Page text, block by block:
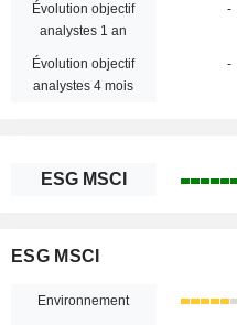
Évolution objectif
analystes 1 an
-
Évolution objectif
analystes 4 mois
-
ESG MSCI
ESG MSCI
Environnement